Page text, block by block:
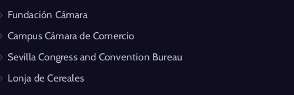
Fundación Cámara
Campus Cámara de Comercio
Sevilla Congress and Convention Bureau
Lonja de Cereales